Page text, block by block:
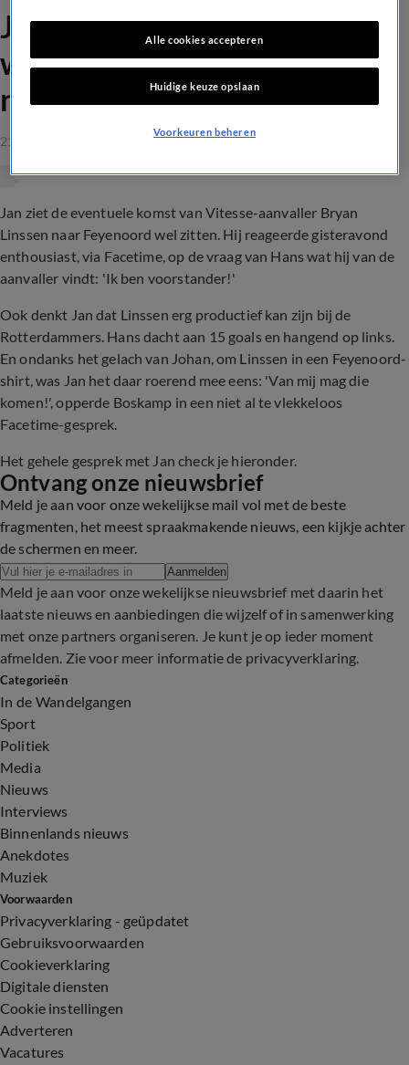
Jan ziet komst Bryan Linssen
wel zitten: 'Van mij mag die
naar Feyenoord komen'
21 apr 2020, 15:02
Jan ziet de eventuele komst van Vitesse-aanvaller Bryan
Linssen naar Feyenoord wel zitten. Hij reageerde gisteravond
enthousiast, via Facetime, op de vraag van Hans wat hij van de
aanvaller vindt: 'Ik ben voorstander!'
Ook denkt Jan dat Linssen erg productief kan zijn bij de
Rotterdammers. Hans dacht aan 15 goals en hangend op links.
En ondanks het gelach van Johan, om Linssen in een Feyenoord-
shirt, was Jan het daar roerend mee eens: 'Van mij mag die
komen!', opperde Boskamp in een niet al te vlekkeloos
Facetime-gesprek.
Het gehele gesprek met Jan check je hieronder.
Ontvang onze nieuwsbrief
Meld je aan voor onze wekelijkse mail vol met de beste
fragmenten, het meest spraakmakende nieuws, een kijkje achter
de schermen en meer.
Aanmelden
Meld je aan voor onze wekelijkse nieuwsbrief met daarin het
laatste nieuws en aanbiedingen die wijzelf of in samenwerking
met onze partners organiseren. Je kunt je op ieder moment
afmelden. Zie voor meer informatie de privacyverklaring.
Categorieën
In de Wandelgangen
Sport
Politiek
Media
Nieuws
Interviews
Binnenlands nieuws
Anekdotes
Muziek
Voorwaarden
Privacyverklaring - geüpdatet
Gebruiksvoorwaarden
Cookieverklaring
Digitale diensten
Cookie instellingen
Adverteren
Vacatures
Alle cookies accepteren
Huidige keuze opslaan
Voorkeuren beheren